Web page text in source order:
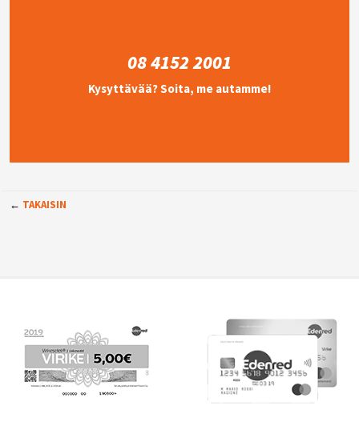
08 4152 2001
Kysyttävää? Soita, me autamme!
← TAKAISIN